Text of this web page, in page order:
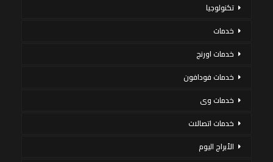
تكنولوجيا
خدمات
خدمات اورنج
خدمات فودافون
خدمات وى
خدمات اتصالات
الأبراج اليوم